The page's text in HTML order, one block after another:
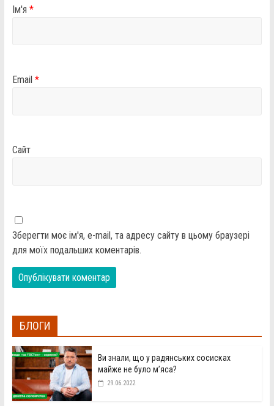
Ім'я *
Email *
Сайт
Зберегти моє ім'я, e-mail, та адресу сайту в цьому браузері
для моїх подальших коментарів.
БЛОГИ
Ви знали, що у радянських сосисках
майже не було м’яса?
29.06.2022